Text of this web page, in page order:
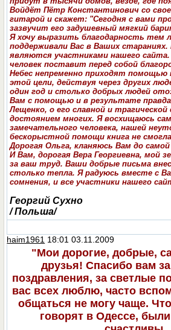
Войдёт Пётр Константинович со
гитарой и скажет: "Сегодня с вами
зазвучит его задушевный мягкий
Я хочу выразить благодарность тем
поддерживали Вас в Ваших стараниях.
являются участниками нашего
человек поставит перед собой
Небес непременно приходят помощью
этой цели, действуя через других
один год и столько добрых людей
Вам с помощью и в результате
Лещенко, о его славной и
достоянием многих. Я восхищаюсь
замечательного человека, нашей
бескорыстной помощи книга не
Дорогая Ольга, кланяюсь Вам до
И Вам, дорогая Вера Георгиевна, мой
за ваш труд. Ваши добрые письма
столько тепла. Я радуюсь вместе с
сомнения, и все участники нашего
Георгий Сухно
/ Польша/
haim1961 18:01 03.11.2009
"Мои дорогие, добрые,
друзья! Спасибо вам
поздравления, за светлые
вас всех люблю, часто
общаться не могу чаще.
говорят в Одессе,